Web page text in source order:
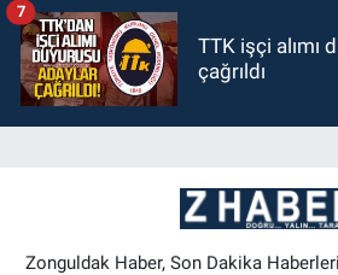
TTK işçi alımı
çağrıldı
7
Zonguldak Haber, Son Dakika